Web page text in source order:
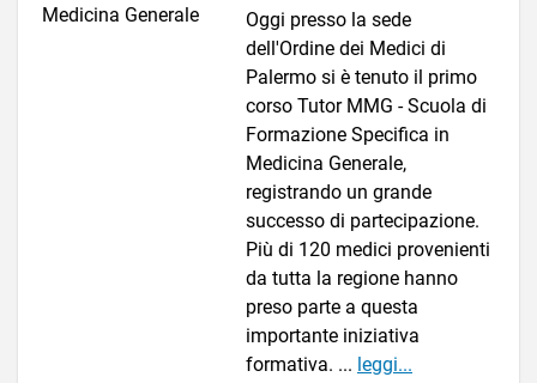
Oggi presso la sede
dell'Ordine dei Medici di
Palermo si è tenuto il primo
corso Tutor MMG - Scuola di
Formazione Specifica in
Medicina Generale,
registrando un grande
successo di partecipazione.
Più di 120 medici provenienti
da tutta la regione hanno
preso parte a questa
importante iniziativa
formativa. ... leggi...